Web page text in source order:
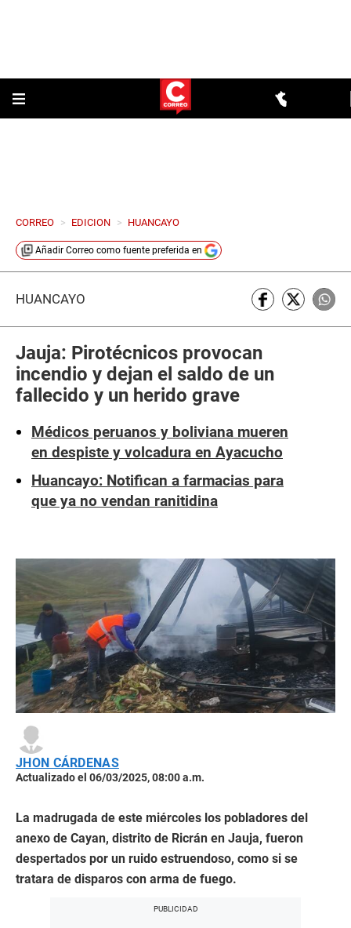
CORREO > EDICION > HUANCAYO
Añadir Correo como fuente preferida en
HUANCAYO
Jauja: Pirotécnicos provocan
incendio y dejan el saldo de un
fallecido y un herido grave
Médicos peruanos y boliviana mueren
en despiste y volcadura en Ayacucho
Huancayo: Notifican a farmacias para
que ya no vendan ranitidina
JHON CÁRDENAS
Actualizado el 06/03/2025, 08:00 a.m.
La madrugada de este miércoles los pobladores del
anexo de Cayan, distrito de Ricrán en Jauja, fueron
despertados por un ruido estruendoso, como si se
tratara de disparos con arma de fuego.